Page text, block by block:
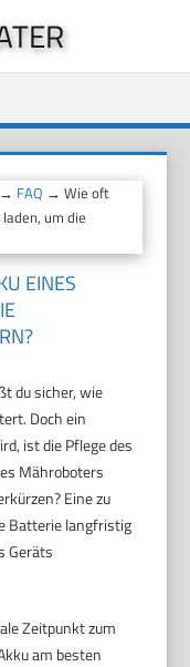
→ FAQ → Wie oft
um die
EINES
du sicher, wie
Doch ein
ist die Pflege des
Mähroboters
Eine zu
Batterie langfristig
Geräts
Zeitpunkt zum
am besten